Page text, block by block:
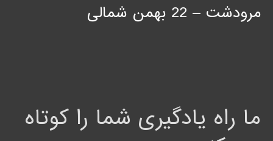
مرودشت – 22 بهمن شمالی
ما راه یادگیری شما را کوتاه